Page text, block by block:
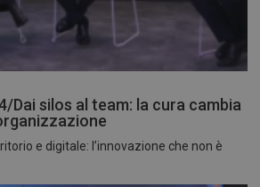
Dai silos al team: la cura cambia
e digitale: l’innovazione che non è